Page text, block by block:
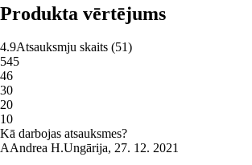
Produkta vērtējums
4.9Atsauksmju skaits (51)
545
46
30
20
10
Kā darbojas atsauksmes?
AAndrea H.Ungārija, 27. 12. 2021